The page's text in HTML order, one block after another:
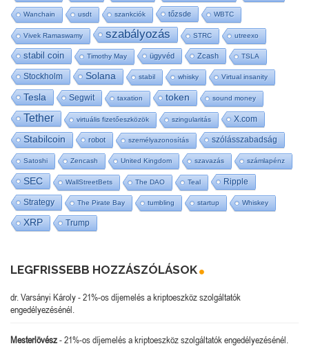
Wanchain usdt szankciók tőzsde WBTC
Vivek Ramaswamy szabályozás STRC utreexo
stabil coin Timothy May ügyvéd Zcash TSLA
Stockholm Solana stabil whisky Virtual insanity
Tesla Segwit taxation token sound money
Tether virtuális fizetőeszközök szingularitás X.com
Stabilcoin robot személyazonosítás szólásszabadság
Satoshi Zencash United Kingdom szavazás számlapénz
SEC WallStreetBets The DAO Teal Ripple
Strategy The Pirate Bay tumbling startup Whiskey
XRP Trump
LEGFRISSEBB HOZZÁSZÓLÁSOK
dr. Varsányi Károly-21%-os díjemelés a kriptoeszköz szolgáltatók
engedélyezésénél.
Mesterlövész-21%-os díjemelés a kriptoeszköz szolgáltatók engedélyezésénél.